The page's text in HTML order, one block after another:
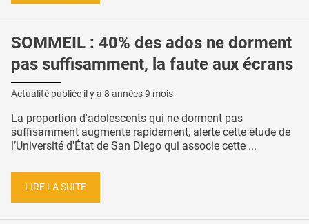
SOMMEIL : 40% des ados ne dorment
pas suffisamment, la faute aux écrans
Actualité publiée il y a 8 années 9 mois
La proportion d'adolescents qui ne dorment pas
suffisamment augmente rapidement, alerte cette étude de
l’Université d'État de San Diego qui associe cette ...
LIRE LA SUITE